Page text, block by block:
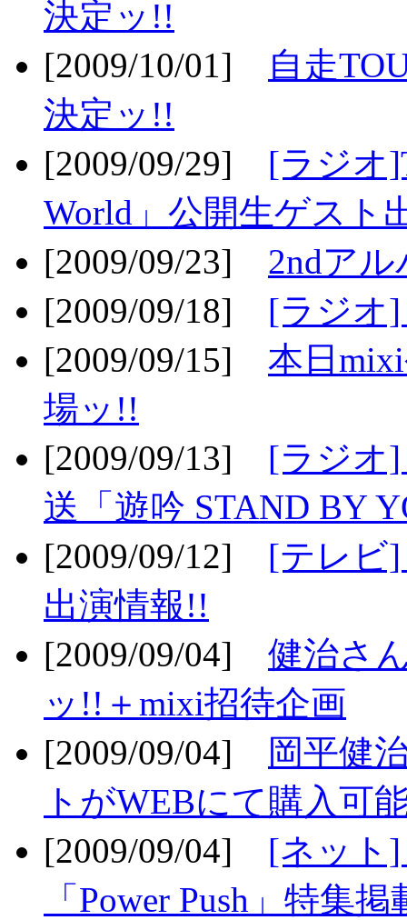
決定ッ!!
[2009/10/01]
自走
決定ッ!!
[2009/09/29] [ラジオ
World」公開生ゲスト
[2009/09/23] 2ndア
[2009/09/18] [ラジオ
[2009/09/15] 本日
場ッ!!
[2009/09/13] [ラジオ]
送「遊吟 STAND BY
[2009/09/12] [テレビ]
出演情報!!
[2009/09/04] 健治さ
ッ!!＋mixi招待企画
[2009/09/04]
岡平健
トがWEBにて購入可
[2009/09/04] [ネット]
「Power Push」特集